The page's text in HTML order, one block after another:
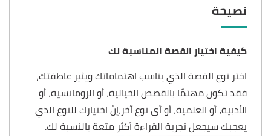
نصيحة
كيفية اختيار القصة المناسبة لك
اختر نوع القصة الذي يناسب اهتماماتك ويثير عاطفتك،
فقد تكون مهتمًا بالقصص الخيالية، أو الرومانسية، أو
الأدبية، أو العلمية، أو أي نوع آخر،إنّ اختيارك للنوع الذي
يعجبك سيجعل تجربة القراءة أكثر متعة بالنسبة لك.